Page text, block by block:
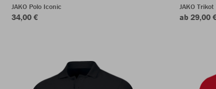
JAKO Polo Iconic
34,00 €
JAKO
ab 29,00